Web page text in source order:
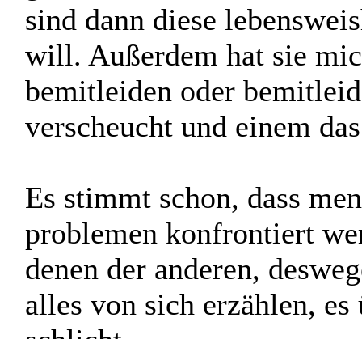
Trude hat sich mit ihrer
gemerkt hat, dass man
sind dann diese
bemitleiden oder
verscheucht und einem
Es stimmt schon, dass